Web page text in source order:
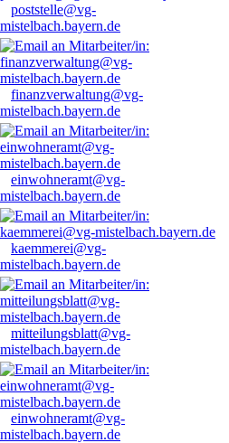
poststelle@vg-
mistelbach.bayern.de
finanzverwaltung@vg-
mistelbach.bayern.de
einwohneramt@vg-
mistelbach.bayern.de
kaemmerei@vg-
mistelbach.bayern.de
mitteilungsblatt@vg-
mistelbach.bayern.de
einwohneramt@vg-
mistelbach.bayern.de